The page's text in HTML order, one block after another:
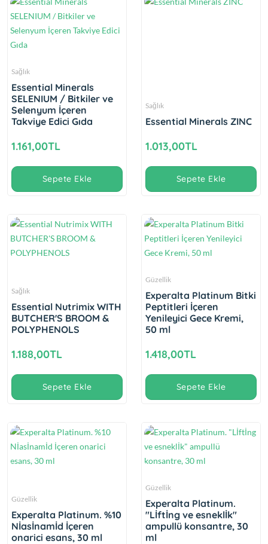
Sağlık
Essential Minerals
SELENIUM / Bitkiler ve
Selenyum İçeren
Takviye Edici Gıda
1.161,00TL
Sepete Ekle
Sağlık
Essential Minerals ZINC
1.013,00TL
Sepete Ekle
Sağlık
Essential Nutrimix WITH
BUTCHER'S BROOM &
POLYPHENOLS
1.188,00TL
Sepete Ekle
Güzellik
Experalta Platinum Bitki
Peptitleri İçeren
Yenileyici Gece Kremi,
50 ml
1.418,00TL
Sepete Ekle
Güzellik
Experalta Platinum. %10
Nİasİnamİd İçeren
onarici esans, 30 ml
Güzellik
Experalta Platinum.
"Lİftİng ve esneklİk"
ampullü konsantre, 30
ml